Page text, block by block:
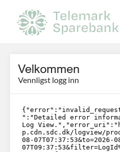
Velkommen
Vennligst logg inn